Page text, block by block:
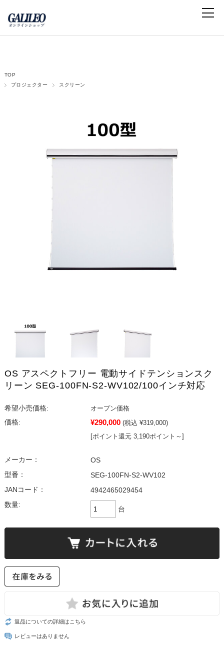
TOP
プロジェクター
スクリーン
OS アスペクトフリー 電動サイドテンションスク
リーン SEG-100FN-S2-WV102/100インチ対応
希望小売価格:
オープン価格
価格:
¥290,000 (税込 ¥319,000)
[ポイント還元 3,190ポイント～]
メーカー：
OS
型番：
SEG-100FN-S2-WV102
JANコード：
4942465029454
数量:
台
返品についての詳細はこちら
レビューはありません